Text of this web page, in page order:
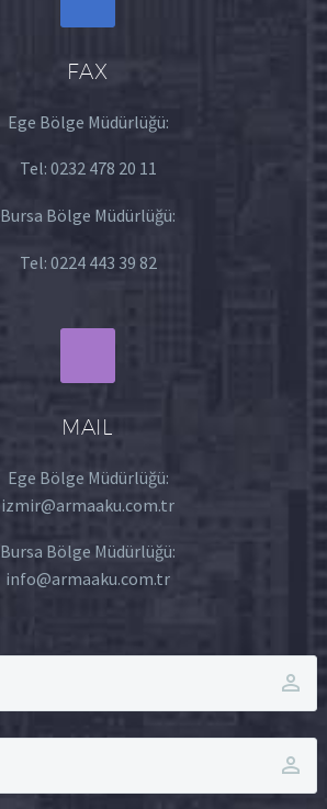
FAX
Ege Bölge Müdürlüğü:
Tel: 0232 478 20 11
Bursa Bölge Müdürlüğü:
Tel: 0224 443 39 82
MAIL
Ege Bölge Müdürlüğü:
izmir@armaaku.com.tr
Bursa Bölge Müdürlüğü:
info@armaaku.com.tr